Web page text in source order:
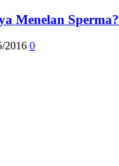
Menelan Sperma?
2016 0